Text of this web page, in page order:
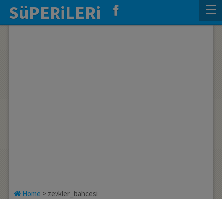
SüPERiLERi
Home > zevkler_bahcesi